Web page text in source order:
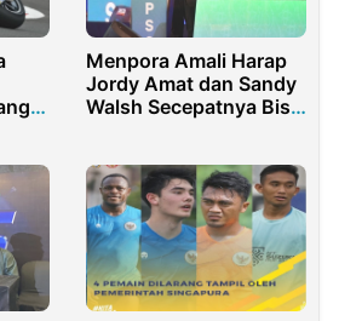
Menpora Amali Harap
Jordy Amat dan Sandy
Walsh Secepatnya Bisa